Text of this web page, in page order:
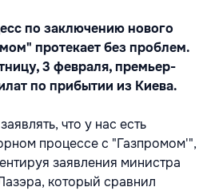
по заключению нового
протекает без проблем.
3 февраля, премьер-
по прибытии из Киева.
что у нас есть
процессе с "Газпромом'",
заявления министра
который сравнил